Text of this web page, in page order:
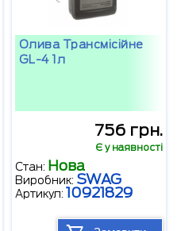
Олива Трансмісійне
GL-4 1л
756 грн.
Є у наявності
Стан: Нова
Виробник: SWAG
Артикул: 10921829